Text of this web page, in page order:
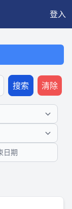
登入
搜索 清除